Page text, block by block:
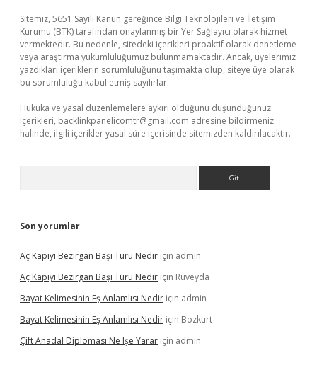
Sitemiz, 5651 Sayılı Kanun gereğince Bilgi Teknolojileri ve İletişim
Kurumu (BTK) tarafından onaylanmış bir Yer Sağlayıcı olarak hizmet
vermektedir. Bu nedenle, sitedeki içerikleri proaktif olarak denetleme
veya araştırma yükümlülüğümüz bulunmamaktadır. Ancak, üyelerimiz
yazdıkları içeriklerin sorumluluğunu taşımakta olup, siteye üye olarak
bu sorumluluğu kabul etmiş sayılırlar.
Hukuka ve yasal düzenlemelere aykırı olduğunu düşündüğünüz
içerikleri, backlinkpanelicomtr@gmail.com adresine bildirmeniz
halinde, ilgili içerikler yasal süre içerisinde sitemizden kaldırılacaktır.
Son yorumlar
Aç Kapıyı Bezirgan Başı Türü Nedir için admin
Aç Kapıyı Bezirgan Başı Türü Nedir için Rüveyda
Bayat Kelimesinin Eş Anlamlısı Nedir için admin
Bayat Kelimesinin Eş Anlamlısı Nedir için Bozkurt
Çift Anadal Diploması Ne Işe Yarar için admin